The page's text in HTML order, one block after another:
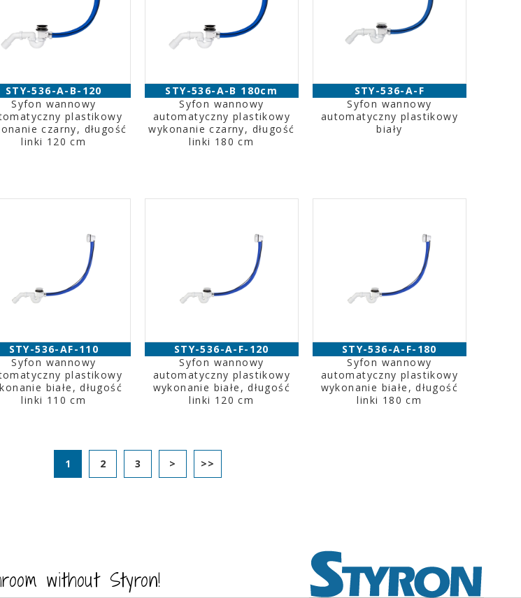
STY-536-A-B-120
Syfon wannowy
plastikowy
czarny, długość
linki 120 cm
STY-536-A-B 180cm
Syfon wannowy
automatyczny plastikowy
wykonanie czarny, długość
linki 180 cm
STY-536-A-F
Syfon wannowy
automatyczny plastikowy
biały
STY-536-AF-110
Syfon wannowy
plastikowy
białe, długość
linki 110 cm
STY-536-A-F-120
Syfon wannowy
automatyczny plastikowy
wykonanie białe, długość
linki 120 cm
STY-536-A-F-180
Syfon wannowy
automatyczny plastikowy
wykonanie białe, długość
linki 180 cm
1 2 3 > >>
without Styron!